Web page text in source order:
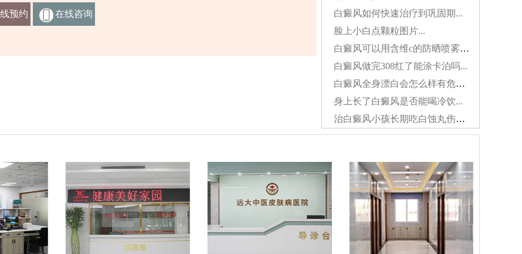
预约 在线咨询
白癜风如何快速治疗到巩固期...
脸上小白点颗粒图片...
白癜风可以用含维c的防晒喷雾吗...
白癜风做完308红了能涂卡泊吗...
白癜风全身漂白会怎么样有危害吗...
身上长了白癜风是否能喝冷饮...
治白癜风小孩长期吃白蚀丸伤肝吗...